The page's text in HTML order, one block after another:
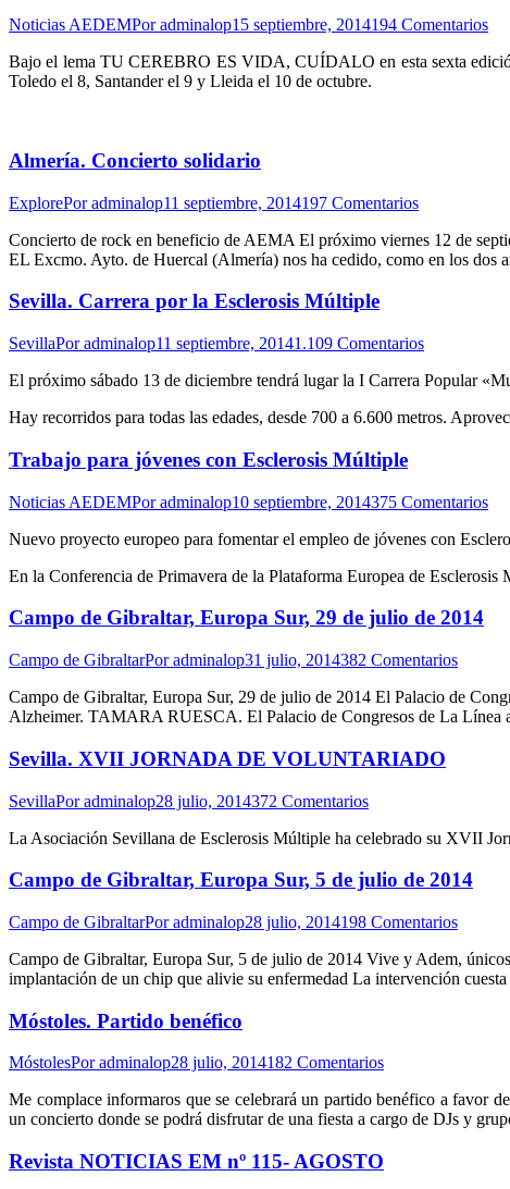
Noticias AEDEMPoradminalop15 septiembre, 2014194 Comentarios
Bajo el lema TU CEREBRO ES VIDA, CUÍDALO en esta sexta
Toledo el 8, Santander el 9 y Lleida el 10 de octubre.
Almería. Concierto solidario
ExplorePoradminalop11 septiembre, 2014197 Comentarios
Concierto de rock en beneficio de AEMA El próximo viernes 12 de
EL Excmo. Ayto. de Huercal (Almería) nos ha cedido, como en los dos
Sevilla. Carrera por la Esclerosis Múltiple
SevillaPoradminalop11 septiembre, 20141.109 Comentarios
El próximo sábado 13 de diciembre tendrá lugar la I Carrera Popular
Hay recorridos para todas las edades, desde 700 a 6.600 metros.
Trabajo para jóvenes con Esclerosis Múltiple
Noticias AEDEMPoradminalop10 septiembre, 2014375 Comentarios
Nuevo proyecto europeo para fomentar el empleo de jóvenes con
En la Conferencia de Primavera de la Plataforma Europea de
Campo de Gibraltar, Europa Sur, 29 de julio de 2014
Campo de GibraltarPoradminalop31 julio, 2014382 Comentarios
Campo de Gibraltar, Europa Sur, 29 de julio de 2014 El Palacio de
Alzheimer. TAMARA RUESCA. El Palacio de Congresos de La Línea
Sevilla. XVII JORNADA DE VOLUNTARIADO
SevillaPoradminalop28 julio, 2014372 Comentarios
La Asociación Sevillana de Esclerosis Múltiple ha celebrado su XVII
Campo de Gibraltar, Europa Sur, 5 de julio de 2014
Campo de GibraltarPoradminalop28 julio, 2014198 Comentarios
Campo de Gibraltar, Europa Sur, 5 de julio de 2014 Vive y Adem,
implantación de un chip que alivie su enfermedad La intervención
Móstoles. Partido benéfico
MóstolesPoradminalop28 julio, 2014182 Comentarios
Me complace informaros que se celebrará un partido benéfico a favor
un concierto donde se podrá disfrutar de una fiesta a cargo de DJs y
Revista NOTICIAS EM nº 115- AGOSTO